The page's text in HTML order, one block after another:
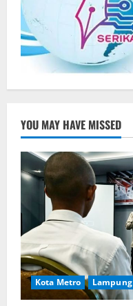
YOU MAY HAVE MISSED
Kota Metro Lampung